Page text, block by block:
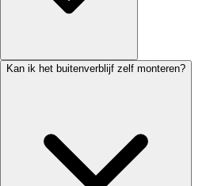
Kan ik het buitenverblijf zelf monteren?